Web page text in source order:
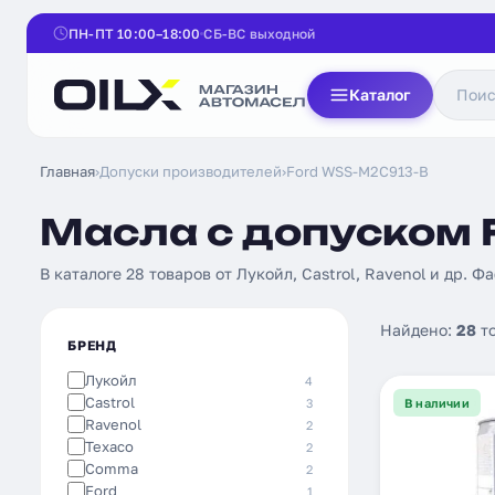
ПН-ПТ 10:00–18:00 СБ-ВС выходной
Каталог
Главная›Допуски производителей›Ford WSS-M2C913-B
Масла с допуском
В каталоге 28 товаров от Лукойл, Castrol, Ravenol и др.
БРЕНД
Лукойл 4
Castrol 3
Ravenol 2
Texaco 2
Comma 2
Ford 1
Найдено: 28
В наличии